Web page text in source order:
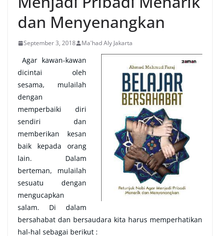
dan Menyenangkan
September 3, 2018 Ma'had Aly Jakarta
Agar kawan-kawan
dicintai oleh
sesama, mulailah
dengan
memperbaiki diri
sendiri dan
memberikan kesan
baik kepada orang
lain. Dalam
berteman, mulailah
sesuatu dengan
mengucapkan
salam. Di dalam
bersahabat dan bersaudara kita harus memperhatikan
hal-hal sebagai berikut :